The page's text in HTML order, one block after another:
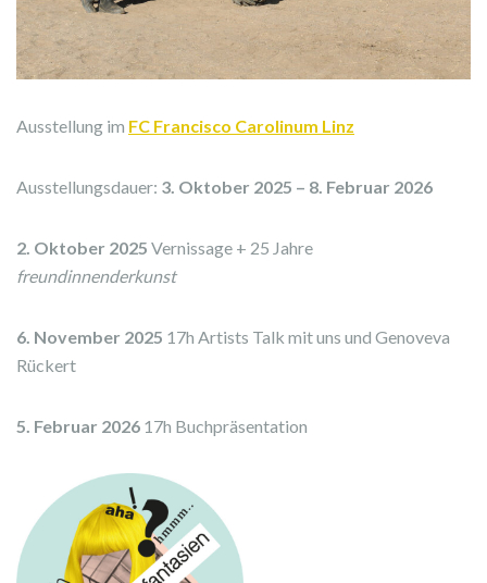
Ausstellung im FC Francisco Carolinum Linz
Ausstellungsdauer: 3. Oktober 2025 – 8. Februar 2026
2. Oktober 2025 Vernissage + 25 Jahre
freundinnenderkunst
6. November 2025 17h Artists Talk mit uns und Genoveva
Rückert
5. Februar 2026 17h Buchpräsentation